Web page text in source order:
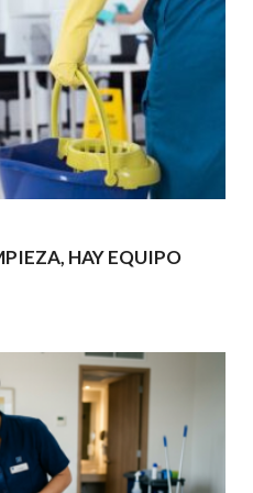
HAY EQUIPO